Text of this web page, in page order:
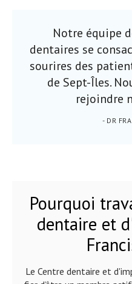
Notre équipe
dentaires se
sourires des
de Sept-Îles.
rejoindre
- DR
Pourquoi
dentaire et
Le Centre dentaire et